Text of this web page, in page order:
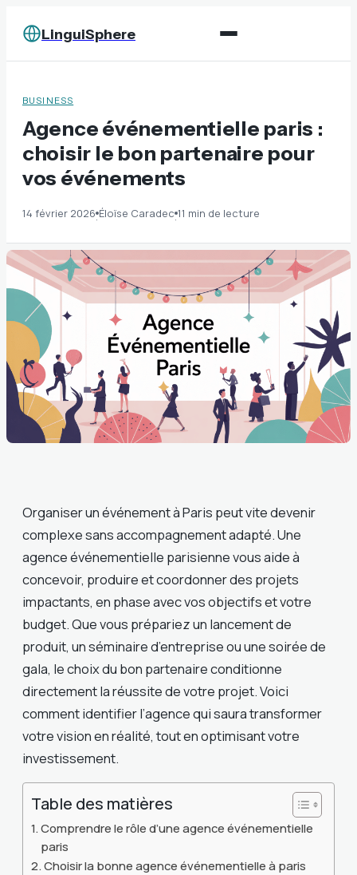
LinguiSphere
BUSINESS
Agence événementielle paris :
choisir le bon partenaire pour
vos événements
14 février 2026·Éloïse Caradec·11 min de lecture
Organiser un événement à Paris peut vite devenir
complexe sans accompagnement adapté. Une
agence événementielle parisienne vous aide à
concevoir, produire et coordonner des projets
impactants, en phase avec vos objectifs et votre
budget. Que vous prépariez un lancement de
produit, un séminaire d’entreprise ou une soirée de
gala, le choix du bon partenaire conditionne
directement la réussite de votre projet. Voici
comment identifier l’agence qui saura transformer
votre vision en réalité, tout en optimisant votre
investissement.
Table des matières
Comprendre le rôle d’une agence événementielle
paris
Choisir la bonne agence événementielle à paris